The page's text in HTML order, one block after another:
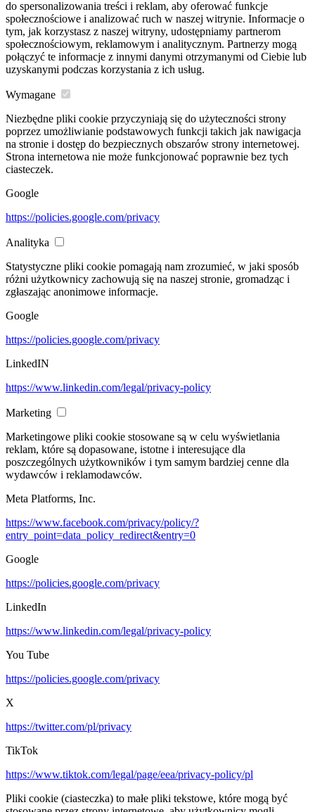
do spersonalizowania treści i reklam, aby oferować funkcje
społecznościowe i analizować ruch w naszej witrynie. Informacje o
tym, jak korzystasz z naszej witryny, udostępniamy partnerom
społecznościowym, reklamowym i analitycznym. Partnerzy mogą
połączyć te informacje z innymi danymi otrzymanymi od Ciebie lub
uzyskanymi podczas korzystania z ich usług.
Wymagane
Niezbędne pliki cookie przyczyniają się do użyteczności strony
poprzez umożliwianie podstawowych funkcji takich jak nawigacja
na stronie i dostęp do bezpiecznych obszarów strony internetowej.
Strona internetowa nie może funkcjonować poprawnie bez tych
ciasteczek.
Google
https://policies.google.com/privacy
Analityka
Statystyczne pliki cookie pomagają nam zrozumieć, w jaki sposób
różni użytkownicy zachowują się na naszej stronie, gromadząc i
zgłaszając anonimowe informacje.
Google
https://policies.google.com/privacy
LinkedIN
https://www.linkedin.com/legal/privacy-policy
Marketing
Marketingowe pliki cookie stosowane są w celu wyświetlania
reklam, które są dopasowane, istotne i interesujące dla
poszczególnych użytkowników i tym samym bardziej cenne dla
wydawców i reklamodawców.
Meta Platforms, Inc.
https://www.facebook.com/privacy/policy/?
entry_point=data_policy_redirect&entry=0
Google
https://policies.google.com/privacy
LinkedIn
https://www.linkedin.com/legal/privacy-policy
You Tube
https://policies.google.com/privacy
X
https://twitter.com/pl/privacy
TikTok
https://www.tiktok.com/legal/page/eea/privacy-policy/pl
Pliki cookie (ciasteczka) to małe pliki tekstowe, które mogą być